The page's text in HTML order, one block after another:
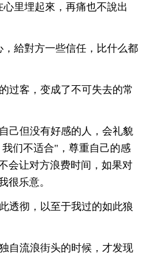
里埋起來，再痛也不說出
給對方一些信任，比什么都
过客，变成了不可失去的常
己但没有好感的人，会礼貌
们不适合"，尊重自己的感
会让对方浪费时间，如果对
很乐意。
透彻，以至于我过的如此狼
自流浪街头的时候，才发现